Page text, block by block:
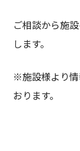
ご相談から施
します。
※施設様より
おります。